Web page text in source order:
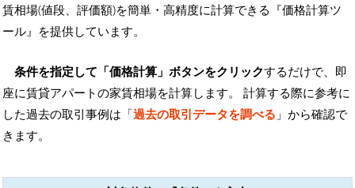
賃相場(値段、評価額)を簡単・高精度に計算できる『価格計算ツ
ール』を提供しています。
条件を指定して「価格計算」ボタンをクリックするだけで、即
座に賃貸アパートの家賃相場を計算します。 計算する際に参考に
した過去の取引事例は「過去の取引データを調べる 」から確認で
きます。